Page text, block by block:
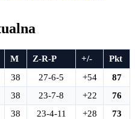
M Z-R-P +/-
Pkt
38 27-6-5 +54
87
38 23-7-8 +22
76
38 23-4-11 +28
73